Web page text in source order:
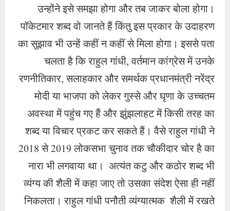
उन्होंने इसे समझा होगा और तब जाकर बोला होगा।
पॉकेटमार शब्द वो जानते हैं किंतु इस प्रकार के उदाहरण
का सुझाव भी उन्हें कहीं न कहीं से मिला होगा। इससे पता
चलता है कि राहुल गांधी, वर्तमान कांग्रेस में उनके
रणनीतिकार, सलाहकार और समर्थक प्रधानमंत्री नरेंद्र
मोदी या भाजपा को लेकर गुस्से और घृणा के उच्चतम
अवस्था में पहुंच गए हैं और झुंझलाहट में किसी तरह का
शब्द या विचार प्रकट कर सकते हैं। वैसे राहुल गांधी ने
2018 से 2019 लोकसभा चुनाव तक चौकीदार चोर है का
नारा भी लगवाया था। अत्यंत कटु और कठोर शब्द भी
व्यंग्य की शैली में कहा जाए तो उसका संदेश ऐसा ही नहीं
निकलता। राहुल गांधी पनौती व्यंग्यात्मक शैली में रखते